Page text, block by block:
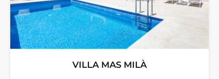
VILLA MAS MILÀ